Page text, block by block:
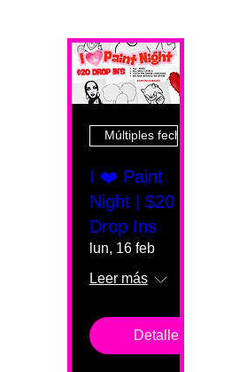
Múltiples fechas
I ❤️ Paint
Night | $20
Drop Ins
lun, 16 feb
Leer más
Detalles